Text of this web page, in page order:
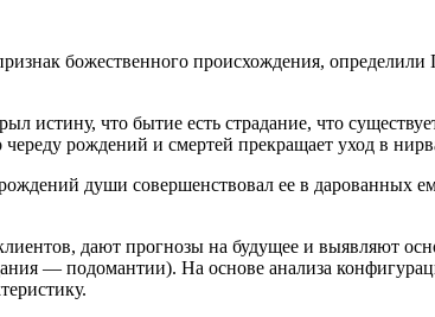
божественного происхождения,
истину, что бытие есть страдание, что
рождений и смертей прекращает уход в
души совершенствовал ее в дарованных
дают прогнозы на будущее и выявляют
— подомантии). На основе анализа